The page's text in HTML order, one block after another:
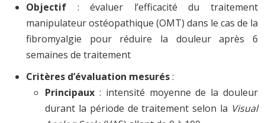
Objectif : évaluer l’efficacité du traitement
manipulateur ostéopathique (OMT) dans le cas de la
fibromyalgie pour réduire la douleur après 6
semaines de traitement
Critères d’évaluation mesurés:
Principaux : intensité moyenne de la douleur
durant la période de traitement selon la Visual